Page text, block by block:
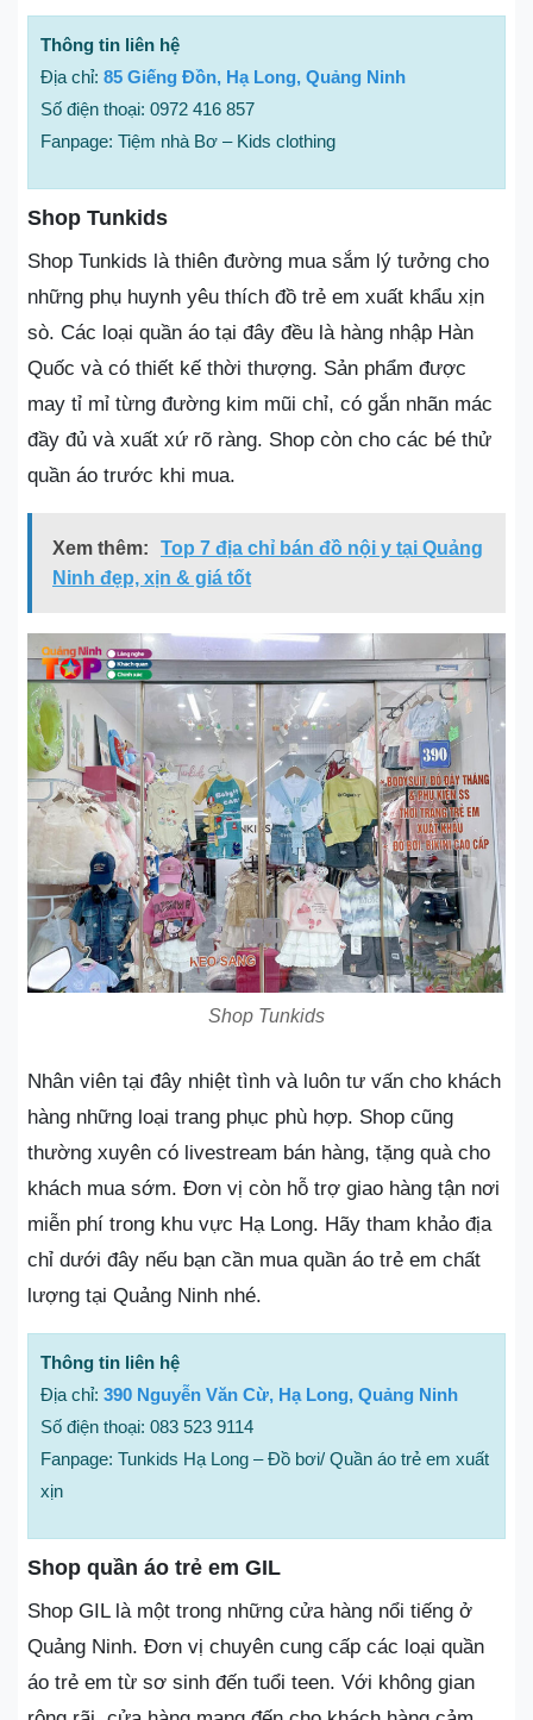
Thông tin liên hệ
Địa chỉ: 85 Giếng Đồn, Hạ Long, Quảng Ninh
Số điện thoại: 0972 416 857
Fanpage: Tiệm nhà Bơ – Kids clothing
Shop Tunkids
Shop Tunkids là thiên đường mua sắm lý tưởng cho
những phụ huynh yêu thích đồ trẻ em xuất khẩu xịn
sò. Các loại quần áo tại đây đều là hàng nhập Hàn
Quốc và có thiết kế thời thượng. Sản phẩm được
may tỉ mỉ từng đường kim mũi chỉ, có gắn nhãn mác
đầy đủ và xuất xứ rõ ràng. Shop còn cho các bé thử
quần áo trước khi mua.
Xem thêm:
Top 7 địa chỉ bán đồ nội y tại Quảng
Ninh đẹp, xịn & giá tốt
Shop Tunkids
Nhân viên tại đây nhiệt tình và luôn tư vấn cho khách
hàng những loại trang phục phù hợp. Shop cũng
thường xuyên có livestream bán hàng, tặng quà cho
khách mua sớm. Đơn vị còn hỗ trợ giao hàng tận nơi
miễn phí trong khu vực Hạ Long. Hãy tham khảo địa
chỉ dưới đây nếu bạn cần mua quần áo trẻ em chất
lượng tại Quảng Ninh nhé.
Thông tin liên hệ
Địa chỉ: 390 Nguyễn Văn Cừ, Hạ Long, Quảng Ninh
Số điện thoại: 083 523 9114
Fanpage: Tunkids Hạ Long – Đồ bơi/ Quần áo trẻ em xuất
xịn
Shop quần áo trẻ em GIL
Shop GIL là một trong những cửa hàng nổi tiếng ở
Quảng Ninh. Đơn vị chuyên cung cấp các loại quần
áo trẻ em từ sơ sinh đến tuổi teen. Với không gian